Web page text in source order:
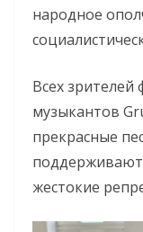
народное
Всех зрителей
музыкантов
прекрасные
поддерживают
жестокие